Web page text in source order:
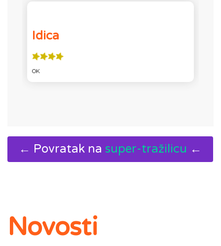
Idica
OK
← Povratak na super-tražilicu ←
Novosti